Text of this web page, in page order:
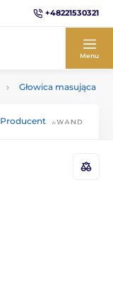
+48221530321
Menu
Głowica masująca
Producent